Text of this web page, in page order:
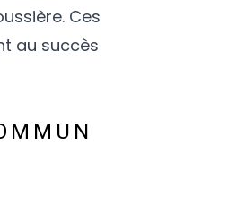
Ces
au succès